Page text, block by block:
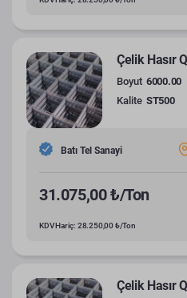
Çelik Hasır
Boyut 6000.00
Kalite ST500
Batı Tel Sanayi
31.075,00 ₺/Ton
KDV Hariç: 28.250,00 ₺/Ton
Çelik Hasır